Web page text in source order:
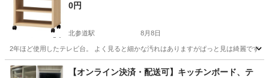
0円
北参道駅 8月8日
2年ほど使用したテレビ台。 よく見ると細かな汚れはありますがぱっと見は綺麗です
東京 渋谷区 北参道駅 収納家具
【オンライン決済・配送可】キッチンボード、テ